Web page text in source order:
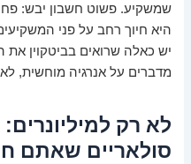
שמשקיע. פשוט חשבון יבש:
היא חיוך רחב על פני
יש כאלה שרואים בביטקוין
מדברים על אנרגיה מוחשית,
סולאריים שאתם